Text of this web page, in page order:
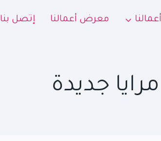
أعمالنا معرض أعمالنا إتصل بنا
مرايا جديدة